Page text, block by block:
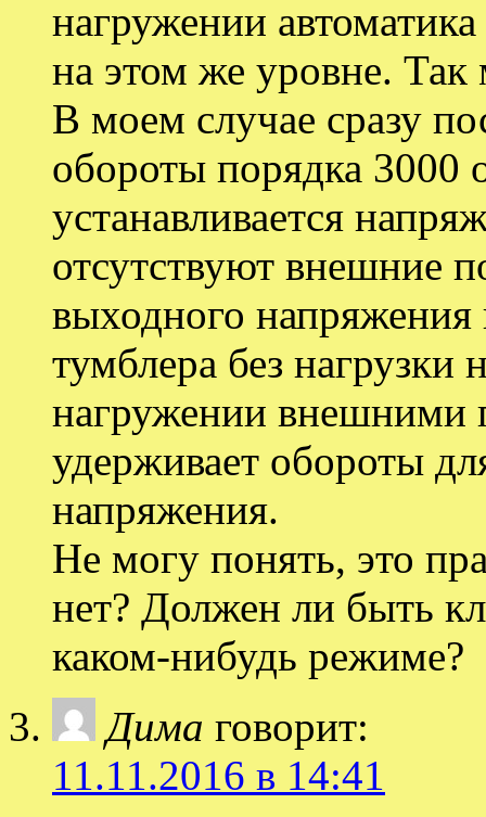
нагружении
на этом же уровне.
В моем случае сразу
обороты порядка 3000
устанавливается
отсутствуют внешние
выходного
тумблера без нагрузки
нагружении внешними
удерживает обороты
напряжения.
Не могу понять, это
нет? Должен ли быть
каком-нибудь режиме?
Дима говорит:
11.11.2016 в 14:41